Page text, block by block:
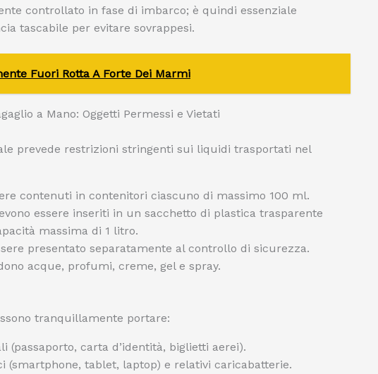
controllato in fase di imbarco; è quindi essenziale
tascabile per evitare sovrappesi.
Fuori Rotta A Forte Dei Marmi
a Mano: Oggetti Permessi e Vietati
prevede restrizioni stringenti sui liquidi trasportati nel
contenuti in contenitori ciascuno di massimo 100 ml.
essere inseriti in un sacchetto di plastica trasparente
massima di 1 litro.
presentato separatamente al controllo di sicurezza.
acque, profumi, creme, gel e spray.
tranquillamente portare:
(passaporto, carta d’identità, biglietti aerei).
(smartphone, tablet, laptop) e relativi caricabatterie.